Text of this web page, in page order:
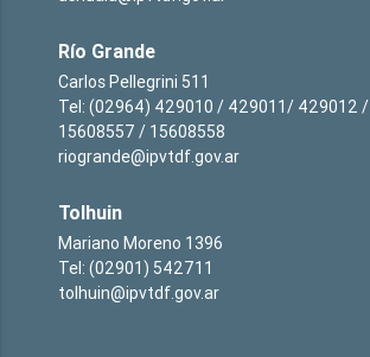
Río Grande
Carlos Pellegrini 511
Tel: (02964) 429010 / 429011/ 429012 /
15608557 / 15608558
riogrande@ipvtdf.gov.ar
Tolhuin
Mariano Moreno 1396
Tel: (02901) 542711
tolhuin@ipvtdf.gov.ar